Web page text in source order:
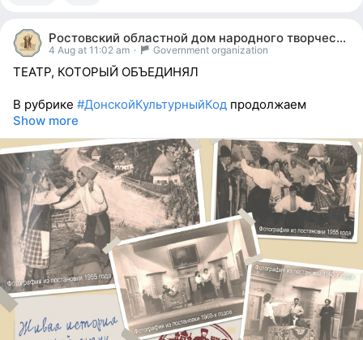
people
reacted
Ростовский областной дом народного творчества
4 Aug at 11:02 am · Government organization
ТЕАТР, КОТОРЫЙ ОБЪЕДИНЯЛ
В рубрике #ДонскойКультурныйКод продолжаем
Show more